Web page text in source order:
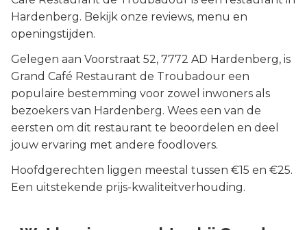
Hardenberg. Bekijk onze reviews, menu en
openingstijden.
Gelegen aan Voorstraat 52, 7772 AD Hardenberg, is
Grand Café Restaurant de Troubadour een
populaire bestemming voor zowel inwoners als
bezoekers van Hardenberg. Wees een van de
eersten om dit restaurant te beoordelen en deel
jouw ervaring met andere foodlovers.
Hoofdgerechten liggen meestal tussen €15 en €25.
Een uitstekende prijs-kwaliteitverhouding.